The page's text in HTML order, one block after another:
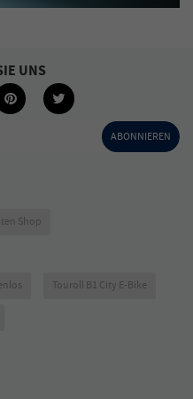
ABONNIEREN
UNS
Shop
Touroll B1 City E-Bike